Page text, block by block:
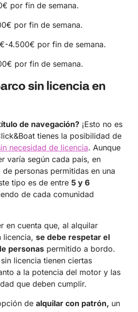
por fin de semana.
por fin de semana.
4.500€ por fin de semana.
por fin de semana.
sin licencia en
de navegación? ¡Esto no es
tienes la posibilidad de
necesidad de licencia. Aunque
varía según cada país, en
de personas permitidas en una
tipo es de entre 5 y 6
de cada comunidad
en cuenta que, al alquilar
licencia, se debe respetar el
personas permitido a bordo.
licencia tienen ciertas
a la potencia del motor y las
que deben cumplir.
de alquilar con patrón, un